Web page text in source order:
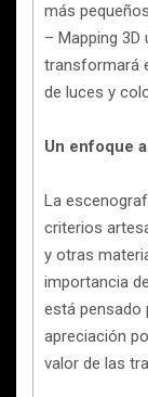
más
– Mapping 3D
transformará
de luces y
Un enfoque
La
criterios
y otras
importancia
está pensado
apreciación
valor de las